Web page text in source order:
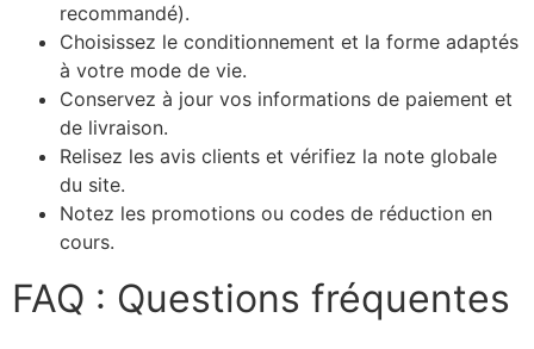
recommandé).
Choisissez le conditionnement et la forme adaptés
à votre mode de vie.
Conservez à jour vos informations de paiement et
de livraison.
Relisez les avis clients et vérifiez la note globale
du site.
Notez les promotions ou codes de réduction en
cours.
FAQ : Questions fréquentes